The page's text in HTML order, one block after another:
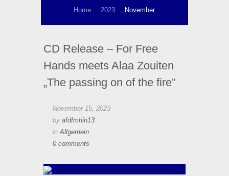
Home 2023 November
CD Release – For Free
Hands meets Alaa Zouiten
„The passing on of the fire”
November 15, 2023
by afdfmhin13
inAllgemein
0 comments